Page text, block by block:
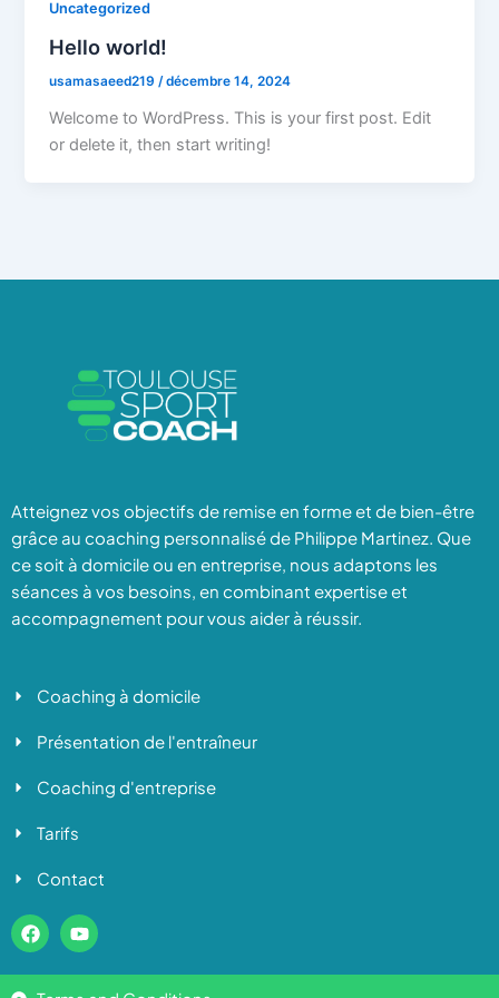
Uncategorized
Hello world!
usamasaeed219/décembre 14, 2024
Welcome to WordPress. This is your first post. Edit
or delete it, then start writing!
Atteignez vos objectifs de remise en forme et de bien-être
grâce au coaching personnalisé de Philippe Martinez. Que
ce soit à domicile ou en entreprise, nous adaptons les
séances à vos besoins, en combinant expertise et
accompagnement pour vous aider à réussir.
Coaching à domicile
Présentation de l'entraîneur
Coaching d'entreprise
Tarifs
Contact
F
a
e
Y
o
t